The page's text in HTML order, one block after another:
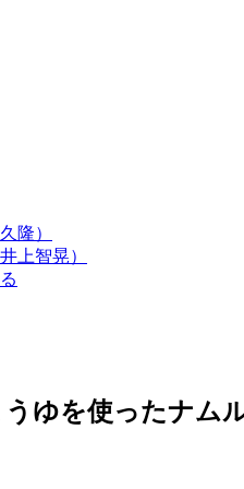
隆）
上智晃）
ゆを使ったナム